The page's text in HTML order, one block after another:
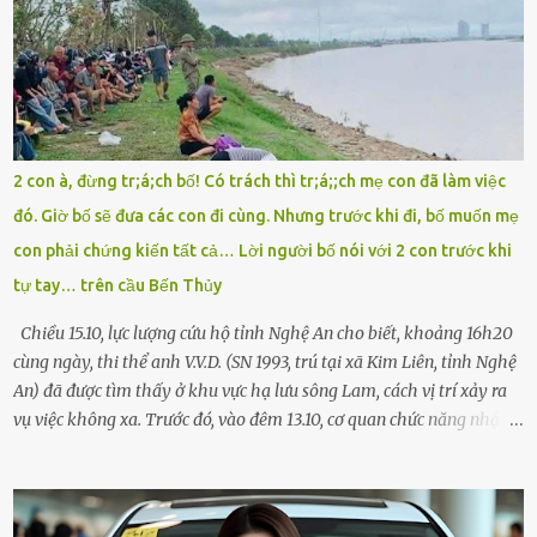
đường thưa thớt người qua lại, tôi hoảng loạn vẫy tay xin đi nhờ. –
Chú ơi, cháu đi thi, xe hỏng rồi! Làm ơn cho cháu đi nhờ với! – Cô ơi,
giúp cháu với, cháu không có điện thoại… Người thì lắc đầu. Người
thì tăng ga tránh xa như né một kẻ lừa đảo. Tôi gào lên giữa đường
như một kẻ mất trí. Vô ích. 6h10. Còn hơn 30 phút nữa. Trong đầu
tôi chỉ có một lựa chọn duy nhất: chạy. Tôi quăng xe vào vệ đường,
rút tờ giấy báo dự thi nhét túi áo, đeo ba lô và chạy . Chạy miết.
Chạy không ngừng. Qua ngã...
2 con à, đừng tr;á;ch bố! Có trách thì tr;á;;ch mẹ con đã làm việc
đó. Giờ bố sẽ đưa các con đi cùng. Nhưng trước khi đi, bố muốn mẹ
con phải chứng kiến tất cả… Lời người bố nói với 2 con trước khi
tự tay… trên cầu Bến Thủy
Chiều 15.10, lực lượng cứu hộ tỉnh Nghệ An cho biết, khoảng 16h20
cùng ngày, thi thể anh V.V.D. (SN 1993, trú tại xã Kim Liên, tỉnh Nghệ
An) đã được tìm thấy ở khu vực hạ lưu sông Lam, cách vị trí xảy ra
vụ việc không xa. Trước đó, vào đêm 13.10, cơ quan chức năng nhận
– rồi để lại xe máy trên cầu, ôm theo 2 con gái nhỏ nhảy xuống